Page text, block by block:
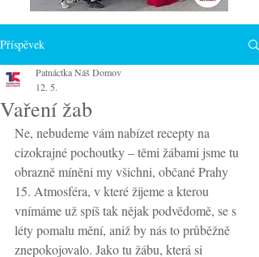
Příspěvek
Vaření žab
Patnáctka Náš Domov
12. 5.
Ne, nebudeme vám nabízet recepty na
cizokrajné pochoutky – těmi žábami jsme tu
obrazně míněni my všichni, občané Prahy
15. Atmosféra, v které žijeme a kterou
vnímáme už spíš tak nějak podvědomě, se s
léty pomalu mění, aniž by nás to průběžně
znepokojovalo. Jako tu žábu, která si